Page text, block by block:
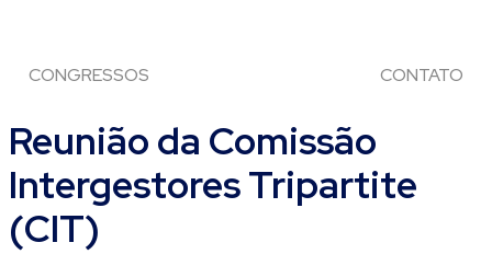
CONGRESSOS CONTATO
Reunião da Comissão
Intergestores Tripartite
(CIT)